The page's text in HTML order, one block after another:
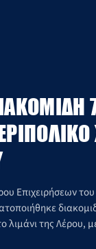
Επιχειρήσεων
λιμάνι της